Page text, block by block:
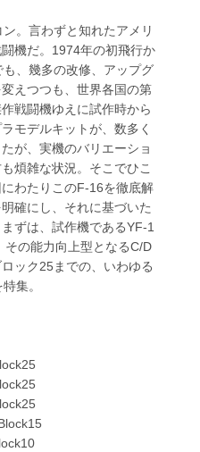
。言わずと知れたアメリ
機だ。1974年の初飛行か
、幾多の改修、アップグ
えつつも、世界各国の第
戦闘機ゆえに試作時から
モデルキットが、数多く
が、実機のバリエーショ
煩雑な状況。そこでひこ
わたりこのF-16を徹底解
確にし、それに基づいた
ずは、試作機であるYF-1
の能力向上型となるC/D
ック25までの、いわゆる
集。